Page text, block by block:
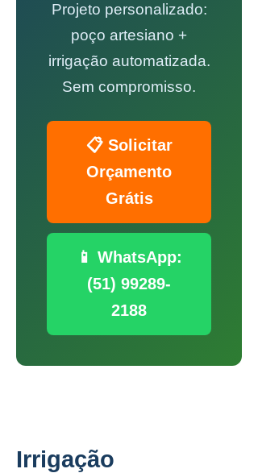
Projeto personalizado:
poço artesiano +
irrigação automatizada.
Sem compromisso.
📋 Solicitar
Orçamento
Grátis
📱 WhatsApp:
(51) 99289-
2188
Irrigação